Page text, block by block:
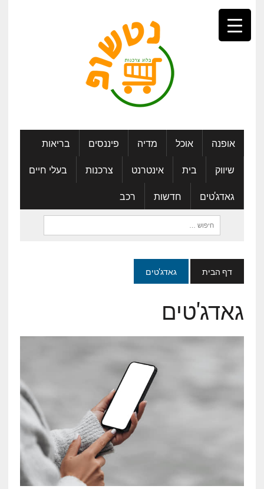
אופנה אוכל מדיה פיננסים
בריאות
שיווק
בית אינטרנט צרכנות
בעלי חיים
גאדג'טים
חדשות
רכב
חיפוש:
דף הבית גאדג'טים
גאדג'טים